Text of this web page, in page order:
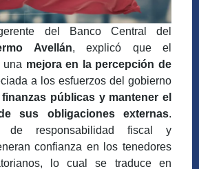
del Banco Central del
Avellán, explicó que el
una mejora en la percepción de
a los esfuerzos del gobierno
públicas y mantener el
sus obligaciones externas.
de responsabilidad fiscal y
confianza en los tenedores
lo cual se traduce en